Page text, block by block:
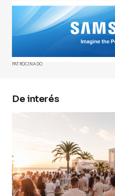
Tu dirección de correo
publicada.Los campos
marcados con*
Comment*
Your E-mail*
Guarda mi nombre,
este navegador para
comente.
PATROCINADO
De interés